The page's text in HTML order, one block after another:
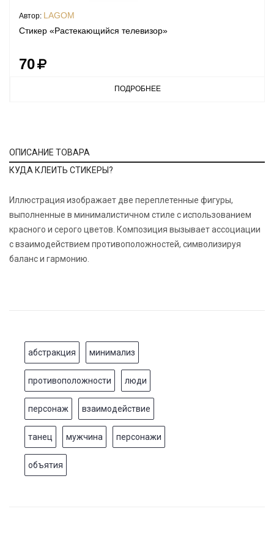
Автор: LAGOM
Стикер «Растекающийся телевизор»
70
ПОДРОБНЕЕ
ОПИСАНИЕ ТОВАРА
КУДА КЛЕИТЬ СТИКЕРЫ?
Иллюстрация изображает две переплетенные фигуры,
выполненные в минималистичном стиле с использованием
красного и серого цветов. Композиция вызывает ассоциации
c взаимодействием противоположностей, символизируя
баланс и гармонию.
абстракция минимализ
противоположности люди
персонаж взаимодействие
танец мужчина персонажи
объятия